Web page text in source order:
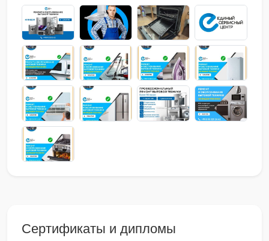
Сертификаты и дипломы